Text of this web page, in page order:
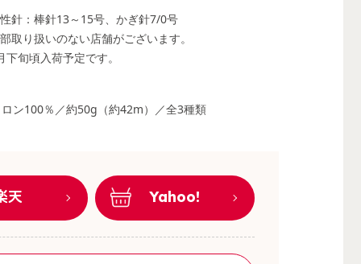
針：棒針13～15号、かぎ針7/0号
取り扱いのない店舗がございます。
旬頃入荷予定です。
ン100％／約50g（約42m）／全3種類
天 Yahoo!